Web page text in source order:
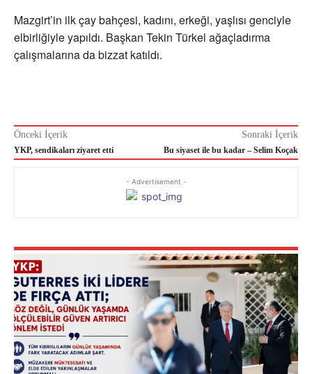
Mazgirt’in ilk çay bahçesi, kadını, erkeği, yaşlısı genciyle
elbirliğiyle yapıldı. Başkan Tekin Türkel ağaçladırma
çalışmalarına da bizzat katıldı.
Önceki İçerik
YKP, sendikaları ziyaret etti
Sonraki İçerik
Bu siyaset ile bu kadar – Selim Koçak
- Advertisement -